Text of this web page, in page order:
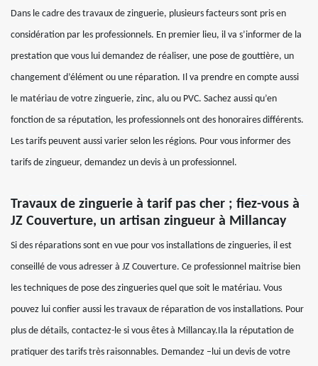
Dans le cadre des travaux de zinguerie, plusieurs facteurs sont pris en
considération par les professionnels. En premier lieu, il va s’informer de la
prestation que vous lui demandez de réaliser, une pose de gouttière, un
changement d’élément ou une réparation. Il va prendre en compte aussi
le matériau de votre zinguerie, zinc, alu ou PVC. Sachez aussi qu’en
fonction de sa réputation, les professionnels ont des honoraires différents.
Les tarifs peuvent aussi varier selon les régions. Pour vous informer des
tarifs de zingueur, demandez un devis à un professionnel.
Travaux de zinguerie à tarif pas cher ; fiez-vous à
JZ Couverture, un artisan zingueur à Millancay
Si des réparations sont en vue pour vos installations de zingueries, il est
conseillé de vous adresser à JZ Couverture. Ce professionnel maitrise bien
les techniques de pose des zingueries quel que soit le matériau. Vous
pouvez lui confier aussi les travaux de réparation de vos installations. Pour
plus de détails, contactez-le si vous êtes à Millancay.Ila la réputation de
pratiquer des tarifs très raisonnables. Demandez –lui un devis de votre